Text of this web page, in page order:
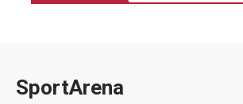
SportArena